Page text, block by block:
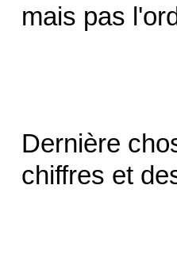
mais pas
Dernière
chiffres et